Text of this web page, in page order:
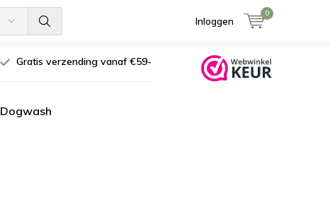
Inloggen
0
Gratis verzending vanaf €59-
Dogwash